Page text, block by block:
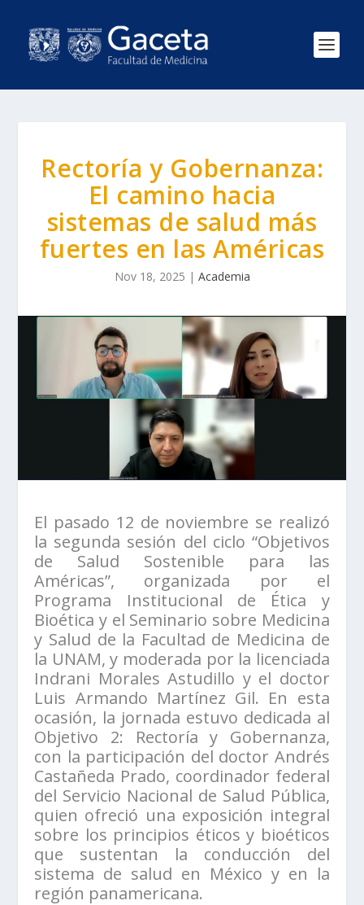
Rectoría y Gobernanza:
El camino hacia
sistemas de salud más
fuertes en las Américas
Nov 18, 2025 | Academia
El pasado 12 de noviembre se realizó
la segunda sesión del ciclo “Objetivos
de Salud Sostenible para las
Américas”, organizada por el
Programa Institucional de Ética y
Bioética y el Seminario sobre Medicina
y Salud de la Facultad de Medicina de
la UNAM, y moderada por la licenciada
Indrani Morales Astudillo y el doctor
Luis Armando Martínez Gil. En esta
ocasión, la jornada estuvo dedicada al
Objetivo 2: Rectoría y Gobernanza,
con la participación del doctor Andrés
Castañeda Prado, coordinador federal
del Servicio Nacional de Salud Pública,
quien ofreció una exposición integral
sobre los principios éticos y bioéticos
que sustentan la conducción del
sistema de salud en México y en la
región panamericana.